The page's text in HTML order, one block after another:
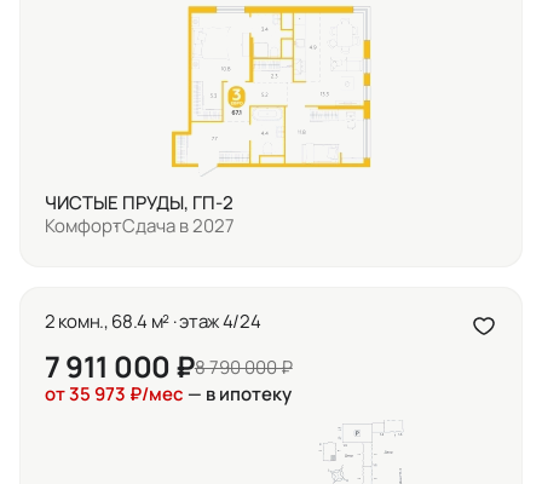
ЧИСТЫЕ ПРУДЫ, ГП-2
КомфортСдача в 2027
2 комн., 68.4 м² · этаж 4/24
7 911 000 ₽8 790 000 ₽
от 35 973 ₽/мес — в ипотеку